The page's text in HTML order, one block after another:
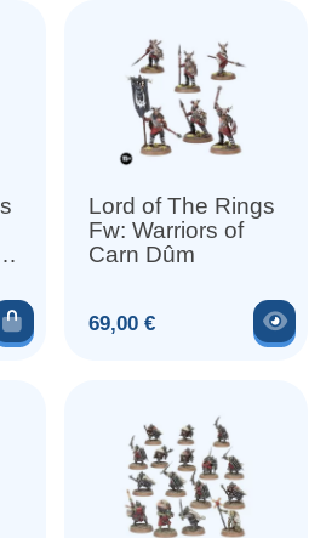
Ajouter au panier
Lord of The Rings
Fw: Warriors of
Carn Dûm
Prix
69,00 €